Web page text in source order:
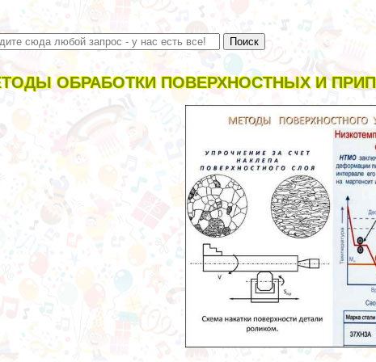
ОБРАБОТКИ ПОВЕРХНОСТНЫХ И